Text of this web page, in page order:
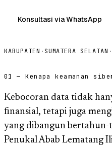
Konsultasi via WhatsApp
KABUPATEN · SUMATERA SELATAN ·
01 — Kenapa keamanan
Kebocoran data tidak
finansial, tetapi juga
yang dibangun bertahun-
Penukal Abab Lematang